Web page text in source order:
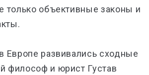
только объективные законы и
Европе развивались сходные
философ и юрист Густав